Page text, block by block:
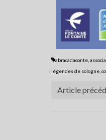
abracadaconte
légendes de sologne
Article